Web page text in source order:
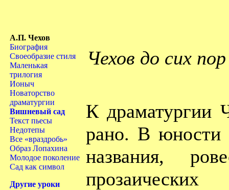
А.П. Чехов
Биография
Своеобразие стиля
Маленькая
трилогия
Ионыч
Новаторство
драматургии
Вишневый сад
Текст пьесы
Недотепы
Все «враздробь»
Образ Лопахина
Молодое поколение
Сад как символ
Другие уроки
Чехов до сих
К драматургии
рано. В юности
названия,